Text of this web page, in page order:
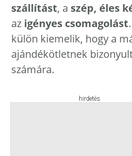
szállítást, a szép, éles
az igényes csomagolást
külön kiemelik, hogy a
ajándékötletnek
számára.
hirdetés